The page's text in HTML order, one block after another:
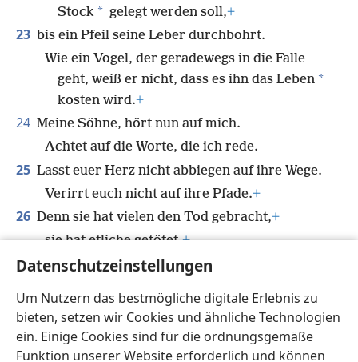
Datenschutzeinstellungen
Um Nutzern das bestmögliche digitale Erlebnis zu
bieten, setzen wir Cookies und ähnliche Technologien
ein. Einige Cookies sind für die ordnungsgemäße
Funktion unserer Website erforderlich und können
Stock * gelegt werden soll,+
23 bis ein Pfeil seine Leber durchbohrt.
Wie ein Vogel, der geradewegs in die Falle
geht, weiß er nicht, dass es ihn das Leben *
kosten wird.+
24 Meine Söhne, hört nun auf mich.
Achtet auf die Worte, die ich rede.
25 Lasst euer Herz nicht abbiegen auf ihre Wege.
Verirrt euch nicht auf ihre Pfade.+
26 Denn sie hat vielen den Tod gebracht,+
sie hat etliche getötet.+
27 Ihr Haus führt zum Grab * ,